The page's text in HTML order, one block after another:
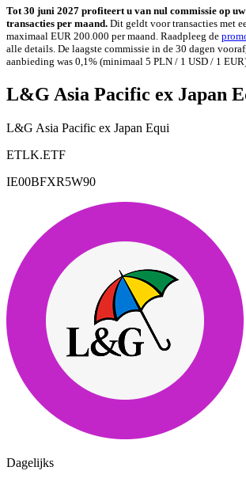
Tot 30 juni 2027 profiteert u van nul commissie op
transacties per maand. Dit geldt voor transacties met
maximaal EUR 200.000 per maand. Raadpleeg de
alle details. De laagste commissie in de 30 dagen
aanbieding was 0,1% (minimaal 5 PLN / 1 USD / 1
L&G Asia Pacific ex Japan
L&G Asia Pacific ex Japan Equi
ETLK.ETF
IE00BFXR5W90
Dagelijks